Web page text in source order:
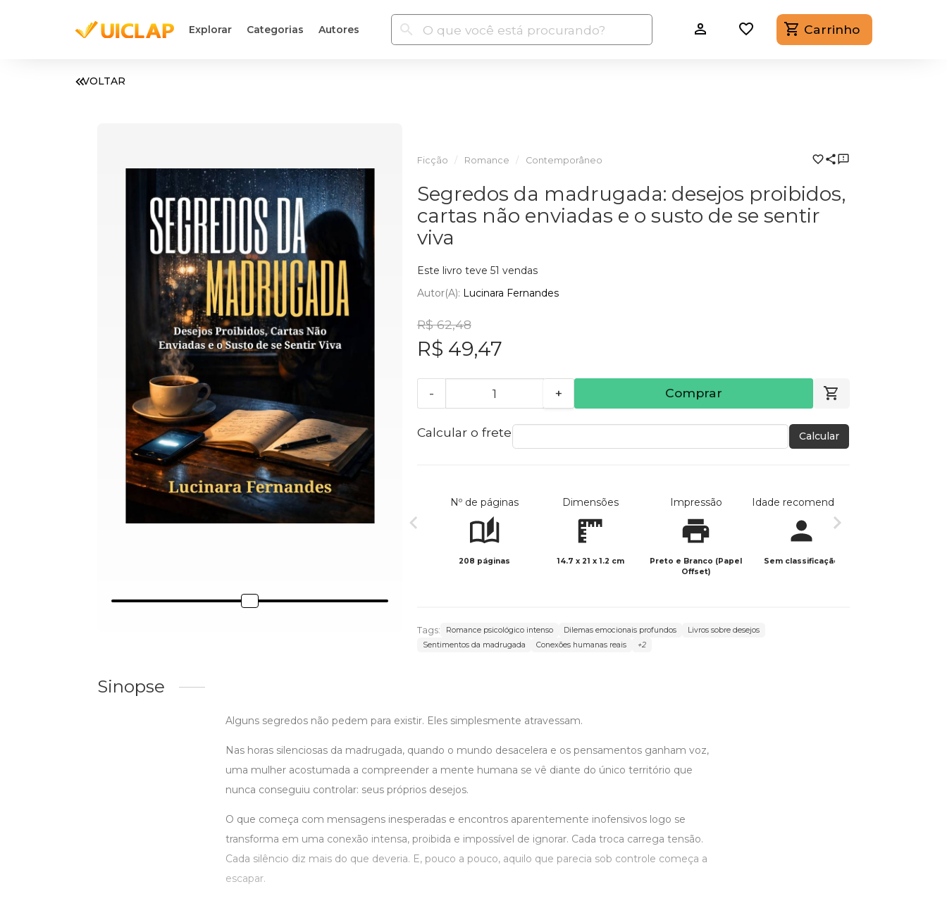
Explorar Categorias Autores Carrinho
VOLTAR
Ficção Romance Contemporâneo
Segredos da madrugada: desejos proibidos,
cartas não enviadas e o susto de se sentir
viva
Este livro teve 51 vendas
Autor(a): Lucinara Fernandes
R$ 62,48
R$ 49,47
- + Comprar
Calcular o frete Calcular
Nº de páginas
208 páginas
Dimensões
14.7 x 21 x 1.2 cm
Impressão
Preto e Branco (Papel
Offset)
Idade recomendada
Sem classificação
Tags: Romance psicológico intenso Dilemas emocionais profundos
Livros sobre desejos
Sentimentos da madrugada
Conexões humanas reais +2
Sinopse
Alguns segredos não pedem para existir. Eles simplesmente atravessam.
Nas horas silenciosas da madrugada, quando o mundo desacelera e os pensamentos ganham voz,
uma mulher acostumada a compreender a mente humana se vê diante do único território que
nunca conseguiu controlar: seus próprios desejos.
O que começa com mensagens inesperadas e encontros aparentemente inofensivos logo se
transforma em uma conexão intensa, proibida e impossível de ignorar. Cada troca carrega tensão.
Cada silêncio diz mais do que deveria. E, pouco a pouco, aquilo que parecia sob controle começa a
escapar.